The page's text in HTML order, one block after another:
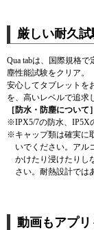
厳しい耐久
Qua tabは、国際規格
塵性能試験をクリア。
安心してタブレットを
を、高いレベルで追求
［防水・防塵について］
※IPX5/7の防水、IP5X
※キャップ類は確実に
いでください。アル
かけたり浸けたりし
さい。耐熱設計では
動画もアプ